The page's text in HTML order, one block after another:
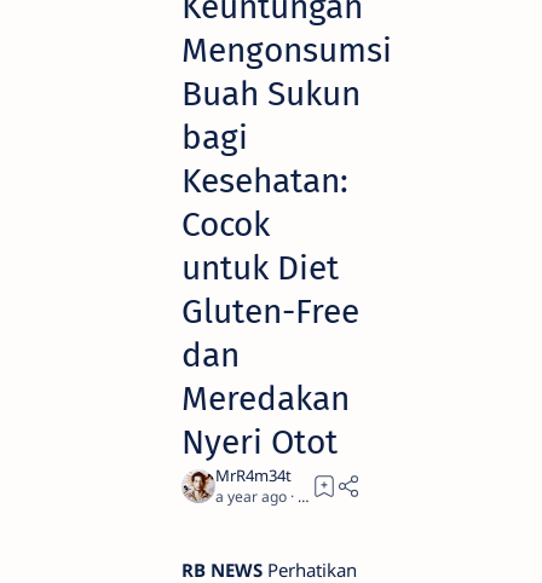
Mengonsumsi
Buah Sukun
bagi
Kesehatan:
Cocok
untuk Diet
Gluten-Free
dan
Meredakan
Nyeri Otot
a year ago 3
RB NEWS Perhatikan